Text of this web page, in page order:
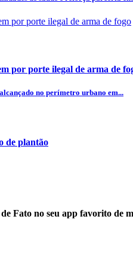
por porte ilegal de arma de
no perímetro urbano em...
de plantão
Fato no seu app favorito de